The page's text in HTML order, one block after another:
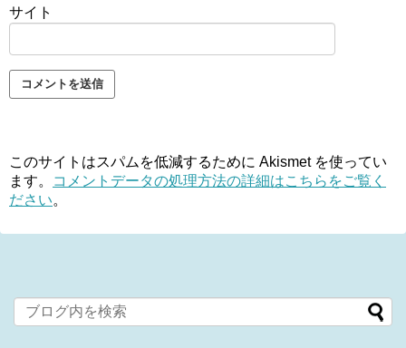
サイト
このサイトはスパムを低減するために Akismet を使ってい
ます。
コメントデータの処理方法の詳細はこちらをご覧く
ださい。